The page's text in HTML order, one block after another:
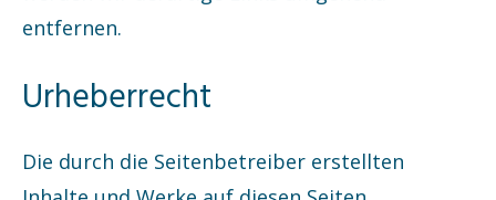
entfernen.
Urheberrecht
Die durch die Seitenbetreiber erstellten